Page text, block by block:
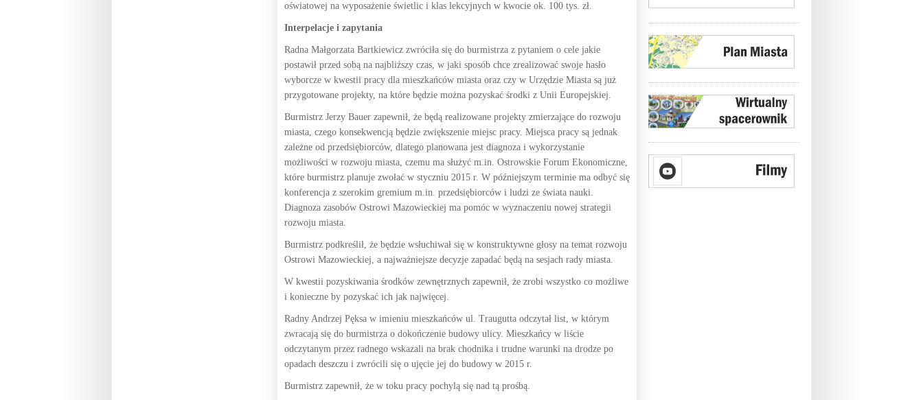
oświatowej na wyposażenie świetlic i klas lekcyjnych w kwocie ok. 100 tys. zł.
Interpelacje i zapytania
Radna Małgorzata Bartkiewicz zwróciła się do burmistrza z pytaniem o cele jakie
postawił przed sobą na najbliższy czas, w jaki sposób chce zrealizować swoje hasło
wyborcze w kwestii pracy dla mieszkańców miasta oraz czy w Urzędzie Miasta są już
przygotowane projekty, na które będzie można pozyskać środki z Unii Europejskiej.
Burmistrz Jerzy Bauer zapewnił, że będą realizowane projekty zmierzające do rozwoju
miasta, czego konsekwencją będzie zwiększenie miejsc pracy. Miejsca pracy są jednak
zależne od przedsiębiorców, dlatego planowana jest diagnoza i wykorzystanie
możliwości w rozwoju miasta, czemu ma służyć m.in. Ostrowskie Forum Ekonomiczne,
które burmistrz planuje zwołać w styczniu 2015 r. W późniejszym terminie ma odbyć się
konferencja z szerokim gremium m.in. przedsiębiorców i ludzi ze świata nauki.
Diagnoza zasobów Ostrowi Mazowieckiej ma pomóc w wyznaczeniu nowej strategii
rozwoju miasta.
Burmistrz podkreślił, że będzie wsłuchiwał się w konstruktywne głosy na temat rozwoju
Ostrowi Mazowieckiej, a najważniejsze decyzje zapadać będą na sesjach rady miasta.
W kwestii pozyskiwania środków zewnętrznych zapewnił, że zrobi wszystko co możliwe
i konieczne by pozyskać ich jak najwięcej.
Radny Andrzej Pęksa w imieniu mieszkańców ul. Traugutta odczytał list, w którym
zwracają się do burmistrza o dokończenie budowy ulicy. Mieszkańcy w liście
odczytanym przez radnego wskazali na brak chodnika i trudne warunki na drodze po
opadach deszczu i zwrócili się o ujęcie jej do budowy w 2015 r.
Burmistrz zapewnił, że w toku pracy pochylą się nad tą prośbą.